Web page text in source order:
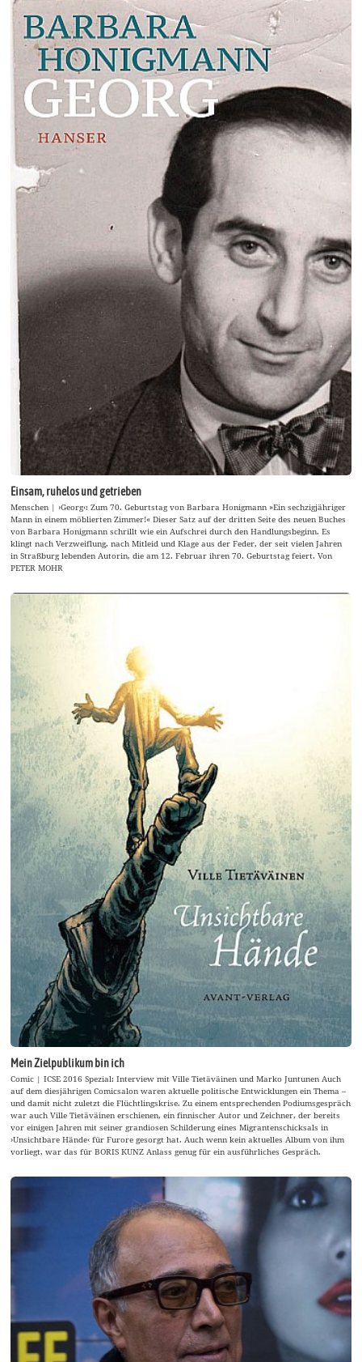
Einsam, ruhelos und getrieben
Menschen | ›Georg‹: Zum 70. Geburtstag von Barbara Honigmann »Ein sechzigjähriger
Mann in einem möblierten Zimmer!« Dieser Satz auf der dritten Seite des neuen Buches
von Barbara Honigmann schrillt wie ein Aufschrei durch den Handlungsbeginn. Es
klingt nach Verzweiflung, nach Mitleid und Klage aus der Feder, der seit vielen Jahren
in Straßburg lebenden Autorin, die am 12. Februar ihren 70. Geburtstag feiert. Von
PETER MOHR
Mein Zielpublikum bin ich
Comic | ICSE 2016 Spezial: Interview mit Ville Tietäväinen und Marko Juntunen Auch
auf dem diesjährigen Comicsalon waren aktuelle politische Entwicklungen ein Thema –
und damit nicht zuletzt die Flüchtlingskrise. Zu einem entsprechenden Podiumsgespräch
war auch Ville Tietäväinen erschienen, ein finnischer Autor und Zeichner, der bereits
vor einigen Jahren mit seiner grandiosen Schilderung eines Migrantenschicksals in
›Unsichtbare Hände‹ für Furore gesorgt hat. Auch wenn kein aktuelles Album von ihm
vorliegt, war das für BORIS KUNZ Anlass genug für ein ausführliches Gespräch.